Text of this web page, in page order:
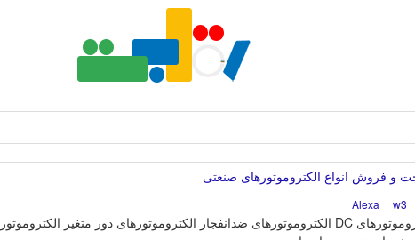
فروش انواع الکتروموتورهای صنعتی
w3